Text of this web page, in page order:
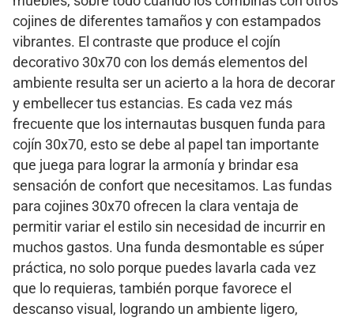
cojines de diferentes tamaños y con estampados
vibrantes. El contraste que produce el cojín
decorativo 30x70 con los demás elementos del
ambiente resulta ser un acierto a la hora de decorar
y embellecer tus estancias. Es cada vez más
frecuente que los internautas busquen funda para
cojín 30x70, esto se debe al papel tan importante
que juega para lograr la armonía y brindar esa
sensación de confort que necesitamos. Las fundas
para cojines 30x70 ofrecen la clara ventaja de
permitir variar el estilo sin necesidad de incurrir en
muchos gastos. Una funda desmontable es súper
práctica, no solo porque puedes lavarla cada vez
que lo requieras, también porque favorece el
descanso visual, logrando un ambiente ligero,